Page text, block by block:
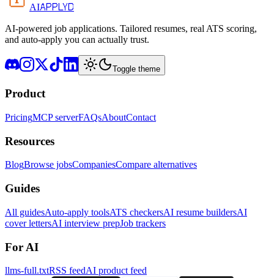
AIAPPLYD
AI-powered job applications. Tailored resumes, real ATS scoring,
and auto-apply you can actually trust.
Toggle theme
Product
PricingMCP serverFAQsAboutContact
Resources
BlogBrowse jobsCompaniesCompare alternatives
Guides
All guidesAuto-apply toolsATS checkersAI resume buildersAI
cover lettersAI interview prepJob trackers
For AI
llms-full.txtRSS feedAI product feed